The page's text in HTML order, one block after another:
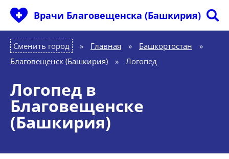
Врачи Благовещенска (Башкирия)
Сменить город Главная » Башкортостан
»
Благовещенск (Башкирия)
» Логопед
Логопед в
Благовещенске
(Башкирия)